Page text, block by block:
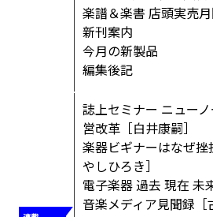
楽譜＆楽書 店頭実売
新刊案内
今月の新製品
編集後記
誌上セミナー ニュー
営改革［白井康嗣］
楽器ビギナーはなぜ
やしひろき］
電子楽器 過去 現在 未
音楽メディア見聞録［